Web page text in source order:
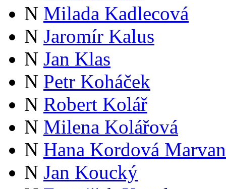
N Milada Kadlecová
N Jaromír Kalus
N Jan Klas
N Petr Koháček
N Robert Kolář
N Milena Kolářová
N Hana Kordová
N Jan Koucký